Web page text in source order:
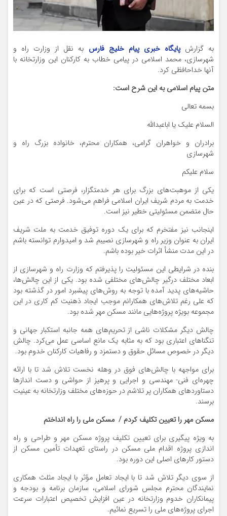
به گزارش پایگاه خبری پیام خلیج فارس به نقل از وزارت راه و
شهرسازی، محمد اسلامی در پیامی خطاب به کارکنان این وزارتخانه با
آنها خداحافظی کرد.
متن پیام اسلامی به این شرح است:
بسمه تعالی
السلام علیک یا اباعبدالله
برادران و خواهران گرامی، همکاران محترم، خانواده بزرگ راه و
شهرسازی
سلام علیکم
یکی از موهبت‌های بزرگ برای هر خدمتگزار، فرصتی است که برای
خدمت به مردم شریف ایران اسلامی فراهم می‌شود. فرصتی که در عین
حال متضمن مسئولیتی خطیر نیز است.
اینجانب نیز مفتخرم که برای یک دوره توفیق خدمت به ملت شریف
ایران به عنوان وزیر راه و شهرسازی نصیبم شد و امیدوارم توانسته باشم
در این مدت منشأ اثرات خیر بوده باشم.
بنده در شرایطی این مسئولیت را پذیرفتم که وزارت راه و شهرسازی از
ابعاد مختلف درگیر چالش‌های مختلفی شده بود. یکی از این چالش‌ها،
حاشیه‌های پدید آمده با توجه به روش‌های پیشبرد امور در گذشته بود
که علی رغم تلاش‌های همکارانم موجب ایجاد ذهنیت کم کاری در این
مجموعه بویژه پروژه‌هایی مانند مسکن مهر شده بود.
چالش دیگر مشکلات ناشی از تحریم‌های همه جانبه استکبار جهانی و
تنگناهای اعتباری بود که به مثابه یک مانع اساسی عمل می‌کرد. چالش
دیگر در خصوص مسائل حقوق و دستمزد و رفاهیات کارکنان خدوم بود.
برای مواجهه با چالش‌های فوق در وهله نخست تلاش شد تا با ارائه
چهره‌ای فنی- مهندسی و اجرایی و پرهیز از حواشی و دست اندازها
دستاوردهای همکاران پر تلاشم در حوزه‌های مختلف وزارتخانه به عینیت
برسند.
مسکن مهر را تعیین تکلیف کردم / ‬ مسکن ملی را راه انداختم
به ویژه پیگیری برای تعیین تکلیف پروژه مسکن مهر و طراحی و راه
اندازی پروژه اقدام ملی مسکن در راستای تعهدات تأمین مسکن از
دستور کارهای اصلی این دوره بود.
از سوی دیگر تلاش شد تا با ایجاد تعامل مؤثر با ایجاد مثلث همکاری
نمایندگان محترم مجلس شورای اسلامی، سازمان برنامه و بودجه و
پیمانکاران خدوم وزارتخانه در عین افزایش تخصیص اعتبارات سرعت
اجرای پروژه‌های ملی را تسریع نمائیم.